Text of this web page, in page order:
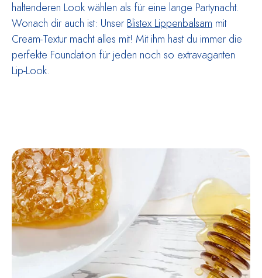
haltenderen Look wählen als für eine lange Partynacht.
Wonach dir auch ist: Unser Blistex Lippenbalsam mit
Cream-Textur macht alles mit! Mit ihm hast du immer die
perfekte Foundation für jeden noch so extravaganten
Lip-Look.